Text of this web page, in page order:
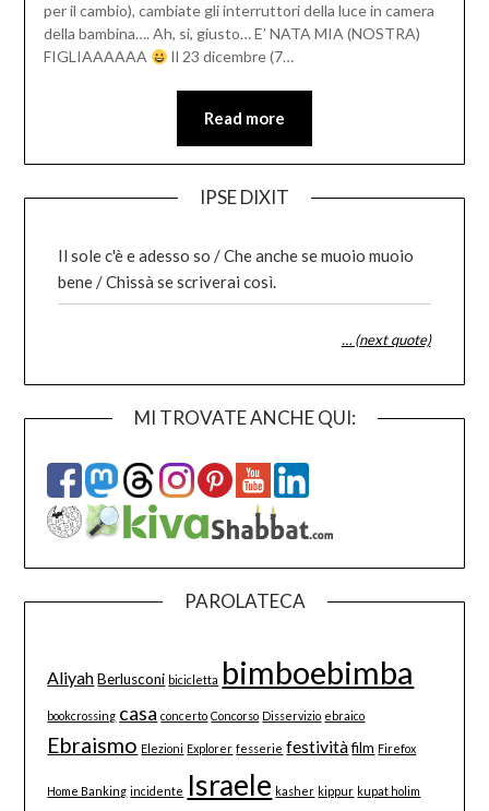
per il cambio), cambiate gli interruttori della luce in camera
della bambina…. Ah, si, giusto… E’ NATA MIA (NOSTRA)
FIGLIAAAAAA
Il 23 dicembre (7…
Read more
IPSE DIXIT
Il sole c'è e adesso so / Che anche se muoio muoio
bene / Chissà se scriverai così.
… (next quote)
MI TROVATE ANCHE QUI:
PAROLATECA
Aliyah Berlusconi bicicletta bimboebimba
bookcrossing casa concerto Concorso Disservizio ebraico
Ebraismo Elezioni Explorer fesserie festività film Firefox
Home Banking incidente Israele kasher kippur kupat holim